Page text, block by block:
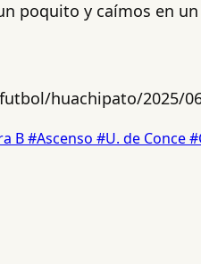
poquito y caímos en
huachipato/2025/
B#Ascenso #U. de Conce